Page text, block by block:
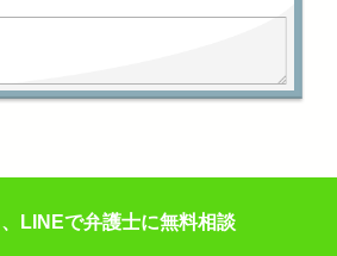
LINEで弁護士に無料相談